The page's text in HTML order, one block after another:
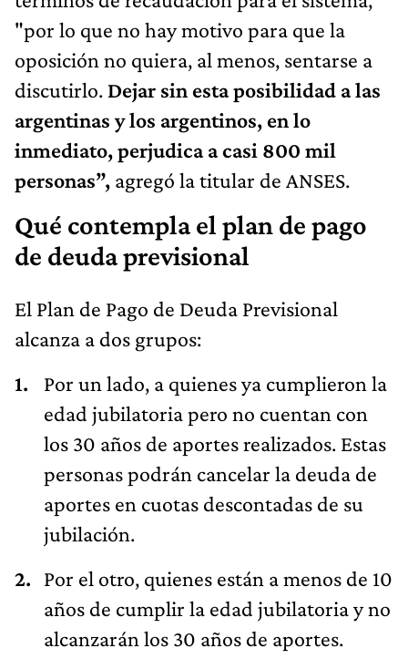
"por lo que no hay motivo para que la
oposición no quiera, al menos, sentarse a
discutirlo. Dejar sin esta posibilidad a las
argentinas y los argentinos, en lo
inmediato, perjudica a casi 800 mil
personas”, agregó la titular de ANSES.
Qué contempla el plan de pago
de deuda previsional
El Plan de Pago de Deuda Previsional
alcanza a dos grupos:
Por un lado, a quienes ya cumplieron la
edad jubilatoria pero no cuentan con
los 30 años de aportes realizados. Estas
personas podrán cancelar la deuda de
aportes en cuotas descontadas de su
jubilación.
Por el otro, quienes están a menos de 10
años de cumplir la edad jubilatoria y no
alcanzarán los 30 años de aportes.